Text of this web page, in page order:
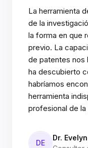
La herramienta
de la
la forma en que
previo. La
de patentes nos
ha descubierto
habríamos
herramienta
profesional de
DE
Dr.